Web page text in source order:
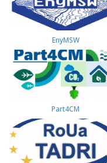
EnyMSW
Part4СМ